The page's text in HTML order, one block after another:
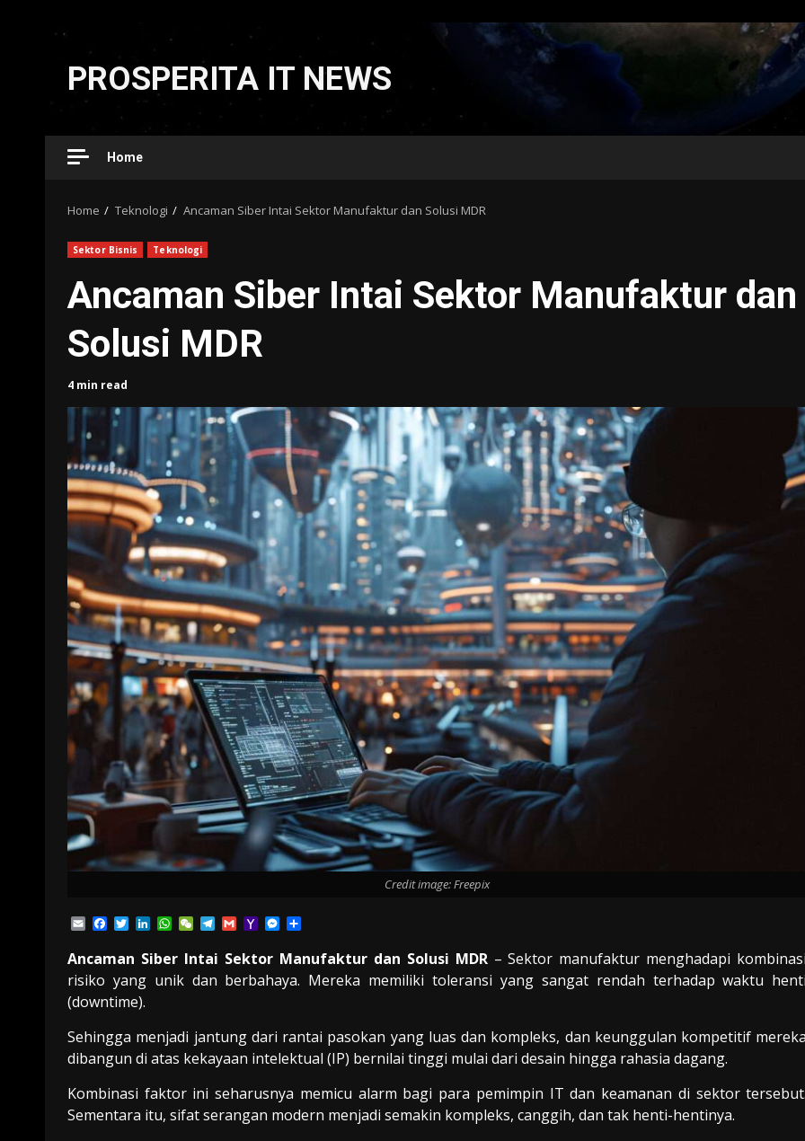
Skip
content
PROSPERITA IT NEWS
Home
Home Teknologi Ancaman Siber Intai Sektor Manufaktur dan Solusi MDR
Sektor Bisnis Teknologi
Ancaman Siber Intai Sektor Manufaktur dan
Solusi MDR
4 min read
Credit image: Freepix
EmailFacebook
TwitterLinkedIn
WhatsApp
WeChatTelegram
GmailYahoo
Mail
Messenger
Ancaman Siber Intai Sektor Manufaktur dan Solusi MDR– Sektor manufaktur menghadapi kombinasi
risiko yang unik dan berbahaya. Mereka memiliki toleransi yang sangat rendah terhadap waktu henti
(downtime).
Sehingga menjadi jantung dari rantai pasokan yang luas dan kompleks, dan keunggulan kompetitif mereka
dibangun di atas kekayaan intelektual (IP) bernilai tinggi mulai dari desain hingga rahasia dagang.
Kombinasi faktor ini seharusnya memicu alarm bagi para pemimpin IT dan keamanan di sektor tersebut.
Sementara itu, sifat serangan modern menjadi semakin kompleks, canggih, dan tak henti-hentinya.